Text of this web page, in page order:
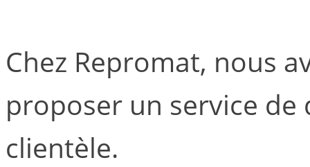
Chez Repromat, nous
proposer un service
clientèle.